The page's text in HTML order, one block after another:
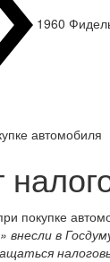
1960
автомобиля
в